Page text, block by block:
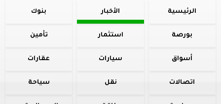
الرئيسية الأخبار بنوك
بورصة استثمار تأمين
أسواق سيارات عقارات
اتصالات نقل سياحة